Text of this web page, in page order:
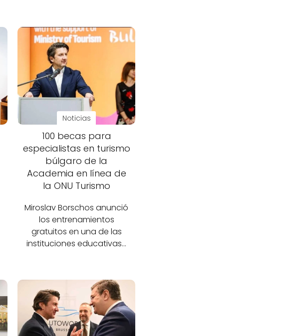
Noticias
100 becas para
especialistas en turismo
búlgaro de la
Academia en línea de
la ONU Turismo
Miroslav Borschos anunció
los entrenamientos
gratuitos en una de las
instituciones educativas…